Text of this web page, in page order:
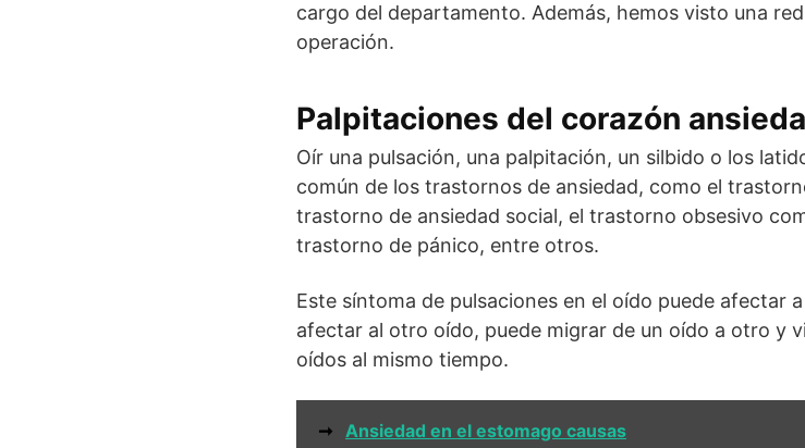
cargo del departamento. Además, hemos visto una
operación.
Palpitaciones del corazón
Oír una pulsación, una palpitación, un silbido o los
común de los trastornos de ansiedad, como el
trastorno de ansiedad social, el trastorno obsesivo
trastorno de pánico, entre otros.
Este síntoma de pulsaciones en el oído puede afectar
afectar al otro oído, puede migrar de un oído a otro y
oídos al mismo tiempo.
➞ Ansiedad en el estomago causas